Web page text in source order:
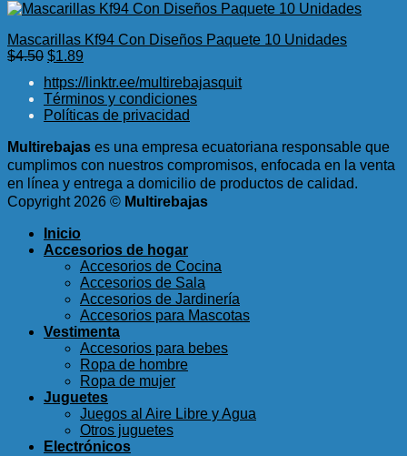
Mascarillas Kf94 Con Diseños Paquete 10 Unidades
$4.50 El
original
era:
$4.50.
$1.89
actual
es:
$1.89.
https://linktr.ee/multirebajasquit
Términos y condiciones
Políticas de privacidad
Multirebajas es una empresa ecuatoriana responsable que
cumplimos con nuestros compromisos, enfocada en la venta
en línea y entrega a domicilio de productos de calidad.
Copyright 2026 © Multirebajas
Inicio
Accesorios de hogar
Accesorios de Cocina
Accesorios de Sala
Accesorios de Jardinería
Accesorios para Mascotas
Vestimenta
Accesorios para bebes
Ropa de hombre
Ropa de mujer
Juguetes
Juegos al Aire Libre y Agua
Otros juguetes
Electrónicos